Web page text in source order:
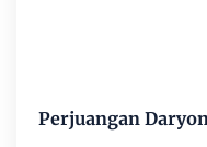
Perjuangan